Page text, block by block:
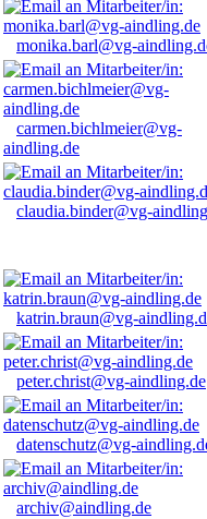
monika.barl@vg-
carmen.bichlmeier@vg-
aindling.de
claudia.binder@vg-
katrin.braun@vg-
peter.christ@vg-aindling.de
datenschutz@vg-
archiv@aindling.de